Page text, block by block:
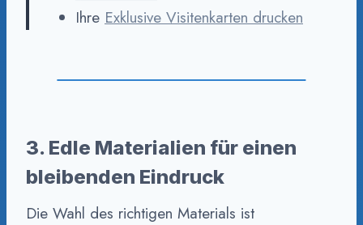
Ihre Exklusive Visitenkarten drucken
3. Edle Materialien für einen
bleibenden Eindruck
Die Wahl des richtigen Materials ist